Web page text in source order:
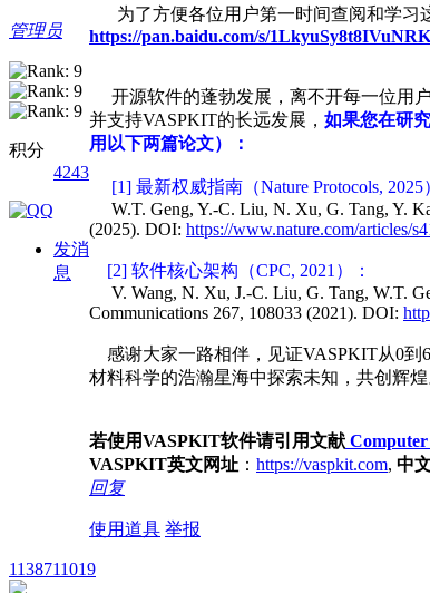
管理员
积分
4243
发消
息
为了方便各位用户第一时间查阅和学习
https://pan.baidu.com/s/
开源软件的蓬勃发展，离不开每一位用
并支持VASPKIT的长远发展， 如果您在研
用以下两篇论文）：
[1] 最新权威指南（Nature Protocols, 2025
W.T. Geng, Y.-C. Liu, N. Xu, G. Tang, Y.
(2025). DOI: https://www.nature.com/articles/
[2] 软件核心架构（CPC, 2021）：
V. Wang, N. Xu, J.-C. Liu, G. Tang, W.T.
Communications 267, 108033 (2021). DOI:
感谢大家一路相伴，见证VASPKIT从0到
材料科学的浩瀚星海中探索未知，共创辉煌
若使用VASPKIT软件请引用文献 Computer
VASPKIT英文网址 ： https://vaspkit.com, 中
回复
使用道具 举报
1138711019